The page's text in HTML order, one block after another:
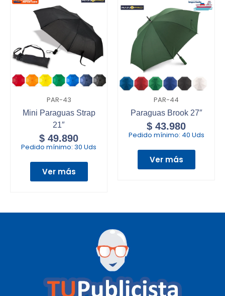
PAR-43
Mini Paraguas Strap
21″
$ 49.890
Pedido mínimo: 30 Uds
Ver más
PAR-44
Paraguas Brook 27″
$ 43.980
Pedido mínimo: 40 Uds
Ver más